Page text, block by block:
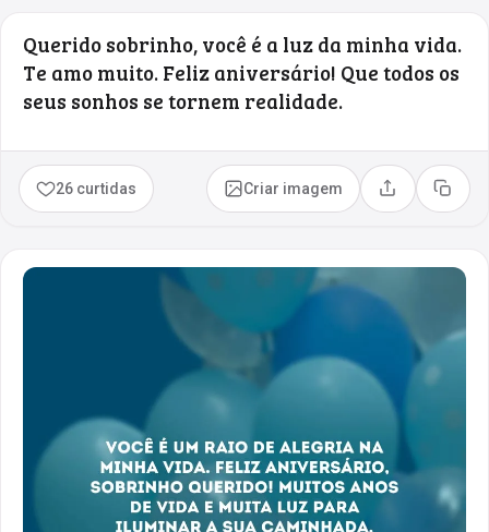
Querido sobrinho, você é a luz da minha vida.
Te amo muito. Feliz aniversário! Que todos os
seus sonhos se tornem realidade.
26 curtidas Criar imagem Compartilhar
Copiar